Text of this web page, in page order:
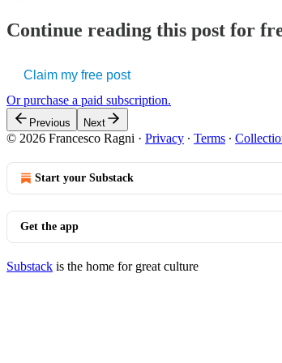
Continue reading this post for
Claim my free post
Or purchase a paid subscription.
Previous Next
© 2026 Francesco Ragni · Privacy ∙ Terms ∙
Start your Substack
Get the app
Substack is the home for great culture